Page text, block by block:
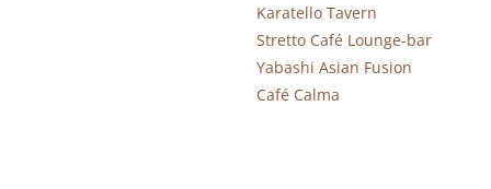
Karatello Tavern
Stretto Café Lounge-bar
Yabashi Asian Fusion
Café Calma